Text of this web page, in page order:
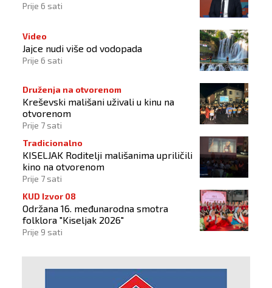
Prije 6 sati
Video
Jajce nudi više od vodopada
Prije 6 sati
Druženja na otvorenom
Kreševski mališani uživali u kinu na
otvorenom
Prije 7 sati
Tradicionalno
KISELJAK Roditelji mališanima upriličili
kino na otvorenom
Prije 7 sati
KUD Izvor 08
Održana 16. međunarodna smotra
folklora "Kiseljak 2026"
Prije 9 sati